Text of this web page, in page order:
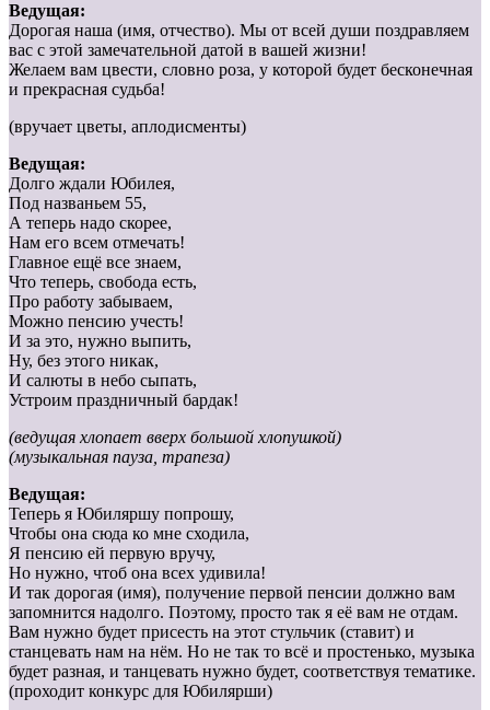
Ведущая:
Дорогая наша (имя, отчество). Мы от всей души поздравляем
вас с этой замечательной датой в вашей жизни!
Желаем вам цвести, словно роза, у которой будет бесконечная
и прекрасная судьба!
(вручает цветы, аплодисменты)
Ведущая:
Долго ждали Юбилея,
Под названьем 55,
А теперь надо скорее,
Нам его всем отмечать!
Главное ещё все знаем,
Что теперь, свобода есть,
Про работу забываем,
Можно пенсию учесть!
И за это, нужно выпить,
Ну, без этого никак,
И салюты в небо сыпать,
Устроим праздничный бардак!
(ведущая хлопает вверх большой хлопушкой)
(музыкальная пауза, трапеза)
Ведущая:
Теперь я Юбиляршу попрошу,
Чтобы она сюда ко мне сходила,
Я пенсию ей первую вручу,
Но нужно, чтоб она всех удивила!
И так дорогая (имя), получение первой пенсии должно вам
запомнится надолго. Поэтому, просто так я её вам не отдам.
Вам нужно будет присесть на этот стульчик (ставит) и
станцевать нам на нём. Но не так то всё и простенько, музыка
будет разная, и танцевать нужно будет, соответствуя тематике.
(проходит конкурс для Юбилярши)